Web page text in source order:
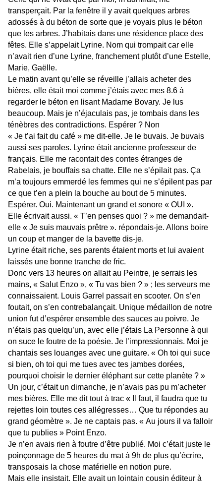
transperçait. Par la fenêtre il y avait quelques arbres
adossés à du béton de sorte que je voyais plus le béton
que les arbres. J’habitais dans une résidence place des
fêtes. Elle s’appelait Lyrine. Nom qui trompait car elle
n’avait rien d’une Lyrine, franchement plutôt d’une Estelle,
Marie, Gaëlle.
Le matin avant qu’elle se réveille j’allais acheter des
bières, elle était moi comme j’étais avec mes 8.6 à
regarder le béton en lisant Madame Bovary. Je lus
beaucoup. Mais je n’éjaculais pas, je tombais dans les
ténèbres des contradictions. Espérer ? Non
« Je t’ai fait du café » me dit-elle. Je le buvais. Je buvais
aussi ses paroles. Lyrine était ancienne professeur de
français. Elle me racontait des contes étranges de
Rabelais, je bouffais sa chatte. Elle ne s’épilait pas. Ça
m’a toujours emmerdé les femmes qui ne s’épilent pas par
ce que t’en a plein la bouche au bout de 5 minutes.
Espérer. Oui. Maintenant un grand et sonore « OUI ».
Elle écrivait aussi. « T’en penses quoi ? » me demandait-
elle « Je suis mauvais prêtre ». répondais-je. Allons boire
un coup et manger de la bavette dis-je.
Lyrine était riche, ses parents étaient morts et lui avaient
laissés une bonne tranche de fric.
Donc vers 13 heures on allait au Peintre, je serrais les
mains, « Salut Enzo », « Tu vas bien ? » ; les serveurs me
connaissaient. Louis Garrel passait en scooter. On s’en
foutait, on s’en contrebalançait. Unique médaillon de notre
union fut d’espérer ensemble des sauces au poivre. Je
n’étais pas quelqu’un, avec elle j’étais La Personne à qui
on suce le foutre de la poésie. Je l’impressionnais. Moi je
chantais ses louanges avec une guitare. « Oh toi qui suce
si bien, oh toi qui me tues avec tes jambes dorées,
pourquoi choisir le dernier éléphant sur cette planète ? »
Un jour, c’était un dimanche, je n’avais pas pu m’acheter
mes bières. Elle me dit tout à trac « Il faut, il faudra que tu
rejettes loin toutes ces allégresses… Que tu répondes au
grand géomètre ». Je ne captais pas. « Au jours il va falloir
que tu publies » Point Enzo.
Je n’en avais rien à foutre d’être publié. Moi c’était juste le
poinçonnage de 5 heures du mat à 9h de plus qu’écrire,
transposais la chose matérielle en notion pure.
Mais elle insistait. Elle avait un lointain cousin éditeur à